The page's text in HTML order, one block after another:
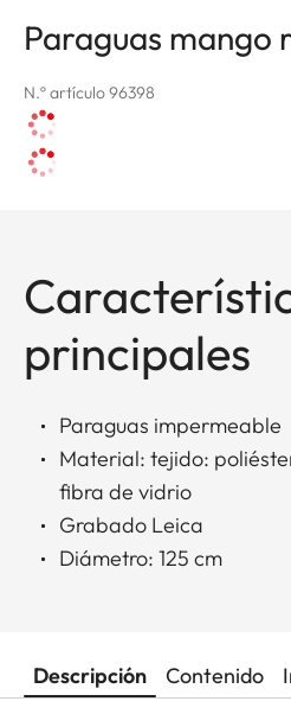
Paraguas mango
N.º artículo 96398
principales
Paraguas impermeable
Material: tejido:
fibra de vidrio
Grabado Leica
Diámetro: 125 cm
Descripción Contenido